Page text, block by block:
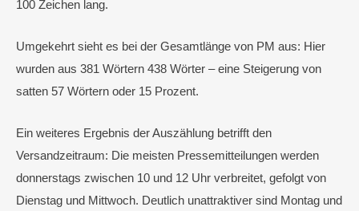
100 Zeichen lang.
Umgekehrt sieht es bei der Gesamtlänge von PM aus: Hier
wurden aus 381 Wörtern 438 Wörter – eine Steigerung von
satten 57 Wörtern oder 15 Prozent.
Ein weiteres Ergebnis der Auszählung betrifft den
Versandzeitraum: Die meisten Pressemitteilungen werden
donnerstags zwischen 10 und 12 Uhr verbreitet, gefolgt von
Dienstag und Mittwoch. Deutlich unattraktiver sind Montag und